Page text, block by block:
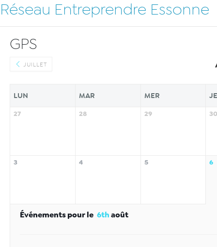
Réseau Entreprendre Essonne
GPS
JUILLET
LUN MAR MER
27 28 29 30
3 4 5 6
Événements pour le 6thaoût